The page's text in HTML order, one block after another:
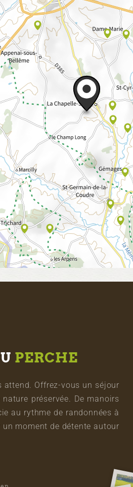
PERCHE
attend. Offrez-vous un séjour
préservée. De manoirs
au rythme de randonnées à
moment de détente autour